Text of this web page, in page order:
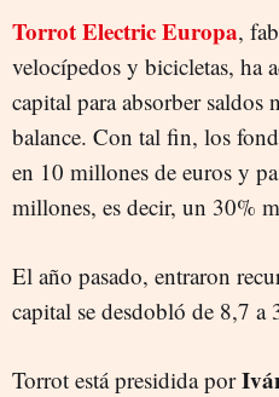
Torrot Electric Europa,
velocípedos y bicicletas, ha
capital para absorber saldos
balance. Con tal fin, los
en 10 millones de euros y
millones, es decir, un 30%
El año pasado, entraron
capital se desdobló de 8,7 a
Torrot está presidida por